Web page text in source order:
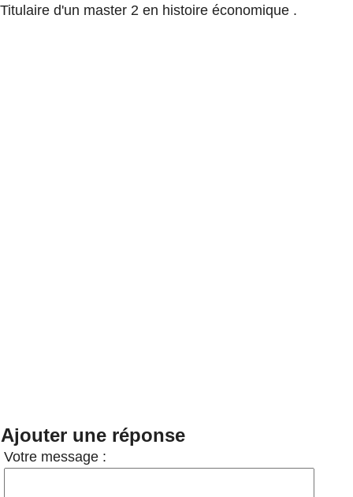
Titulaire d'un master 2 en histoire économique .
Ajouter une réponse
Votre message :